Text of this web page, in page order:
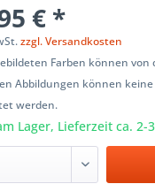
€ *
zzgl. Versandkosten
Farben können
Abbildungen können
werden.
Lager, Lieferzeit ca. 2-